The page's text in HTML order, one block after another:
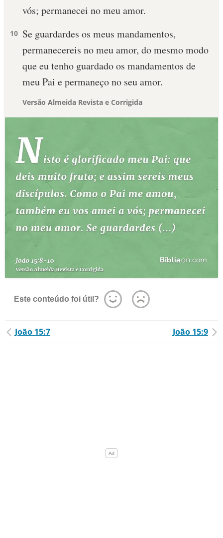
vós; permanecei no meu amor.
10 Se guardardes os meus mandamentos,
permanecereis no meu amor, do mesmo modo
que eu tenho guardado os mandamentos de
meu Pai e permaneço no seu amor.
Versão Almeida Revista e Corrigida
Este conteúdo foi útil?
João 15:7 João 15:9